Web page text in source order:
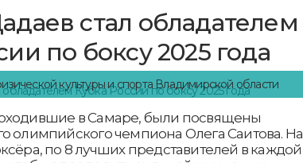
стал обладателем
по боксу 2025 года
культуры и спорта Владимирской области
в Самаре, были посвящены
олимпийского чемпиона Олега Саитова. На
по 8 лучших представителей в каждой